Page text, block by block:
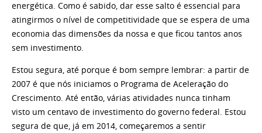
energética. Como é sabido, dar esse salto é essencial para
atingirmos o nível de competitividade que se espera de uma
economia das dimensões da nossa e que ficou tantos anos
sem investimento.
Estou segura, até porque é bom sempre lembrar: a partir de
2007 é que nós iniciamos o Programa de Aceleração do
Crescimento. Até então, várias atividades nunca tinham
visto um centavo de investimento do governo federal. Estou
segura de que, já em 2014, começaremos a sentir